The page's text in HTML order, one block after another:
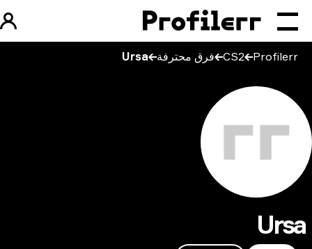
Profilerr
CS2 فرق محترفة Ursa